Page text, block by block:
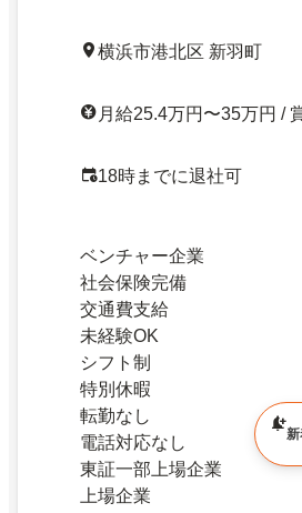
横浜市港北区 新羽町
月給25.4万円〜35万円 /
18時までに退社可
ベンチャー企業
社会保険完備
交通費支給
未経験OK
シフト制
特別休暇
転勤なし
電話対応なし
東証一部上場企業
上場企業
新